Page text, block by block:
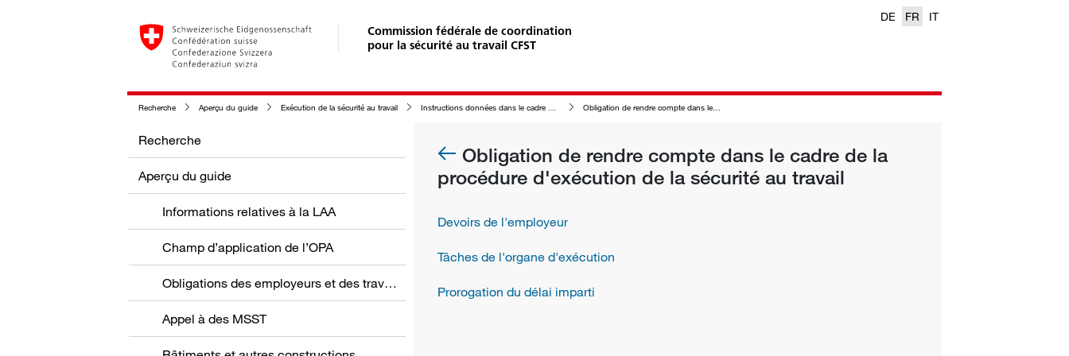
Commission fédérale de coordination
pour la sécurité au travail CFST
DE FR IT
Recherche Aperçu du guide Exécution de la sécurité au travail Instructions données dans le cadre de la procédure d'exécution de la sécurité au travail Obligation de rendre compte dans le cadre de la procédure d'exécution de la sécurité au travail
Recherche
Aperçu du guide
Informations relatives à la LAA
Champ d’application de l’OPA
Obligations des employeurs et des travailleurs
Appel à des MSST
Obligation de rendre compte dans le cadre de la
procédure d'exécution de la sécurité au travail
Devoirs de l'employeur
Tâches de l'organe d'exécution
Prorogation du délai imparti